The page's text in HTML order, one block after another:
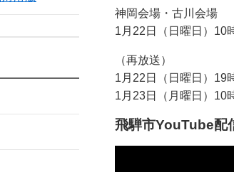
神岡会場・古川会場
1月22日（日曜日）10
（再放送）
1月22日（日曜日）19
1月23日（月曜日）10
飛騨市YouTube配